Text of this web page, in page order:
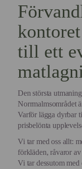
till ett
Den största
Norrmalmsområdet
Varför lägga dyrbar
prisbelönta
Vi tar med oss allt:
förkläden, råvaror
Vi tar dessutom